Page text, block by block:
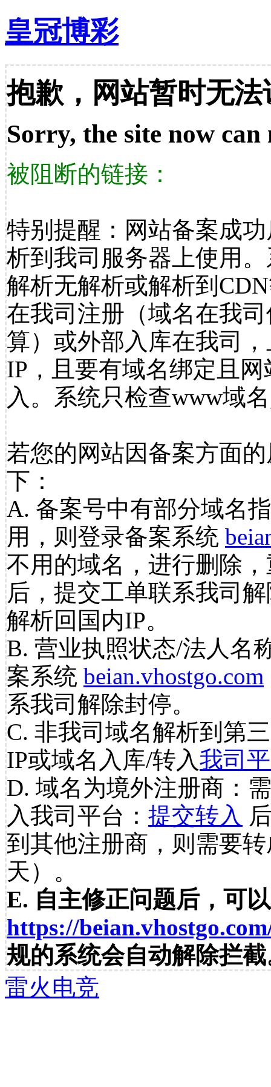
皇冠博彩
抱歉，网站暂时无法
Sorry, the site now can
被阻断的链接：
特别提醒：网站备案成
析到我司服务器上使用
解析无解析或解析到
在我司注册（域名在我
算）或外部入库在我司
IP，且要有域名绑定且
入。系统只检查www域
若您的网站因备案方面
下：
A. 备案号中有部分域名
用，则登录备案系统
不用的域名，进行删除
后，提交工单联系我司
解析回国内IP。
B. 营业执照状态/法人名
案系统 beian.vhostgo.com
系我司解除封停。
C. 非我司域名解析到第
IP或域名入库/转入我司
D. 域名为境外注册商：
入我司平台： 提交转入
到其他注册商，则需要
天）。
E. 自主修正问题后，可
https://
规的系统会自动解除拦
雷火电竞